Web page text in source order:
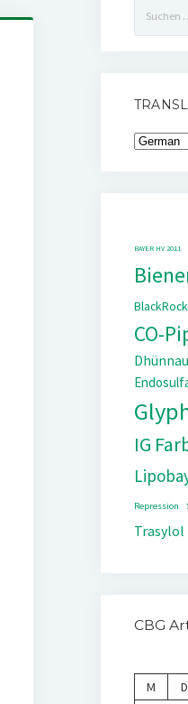
nach:
BAYER HV 2011
BlackRock
CO-
IG
Repression
Trasylol
CBG
M
D